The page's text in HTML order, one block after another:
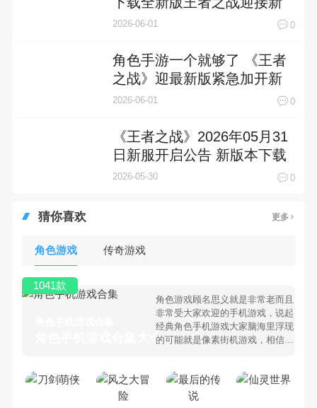
征程
2026-06-01 0
角色手游一个就够了 《王者
之战》迎最新版紧急加开新
服
2026-06-01 0
《王者之战》2026年05月31
日新服开启公告 新版本下载
恭迎体验
2026-05-30 0
猜你喜欢 更多
角色游戏 传奇游戏
角色手机游戏合集大全 >
角色游戏顾名思义就是非常老而且
非常受大家欢迎的手机游戏，说起
经典角色手机游戏大家脑海里浮现
的可能就是像素街机游戏，相信很
色手机游戏有哪些呢？游戏今天，
乐途下载站小编芒果味的怪咖给大
1041款